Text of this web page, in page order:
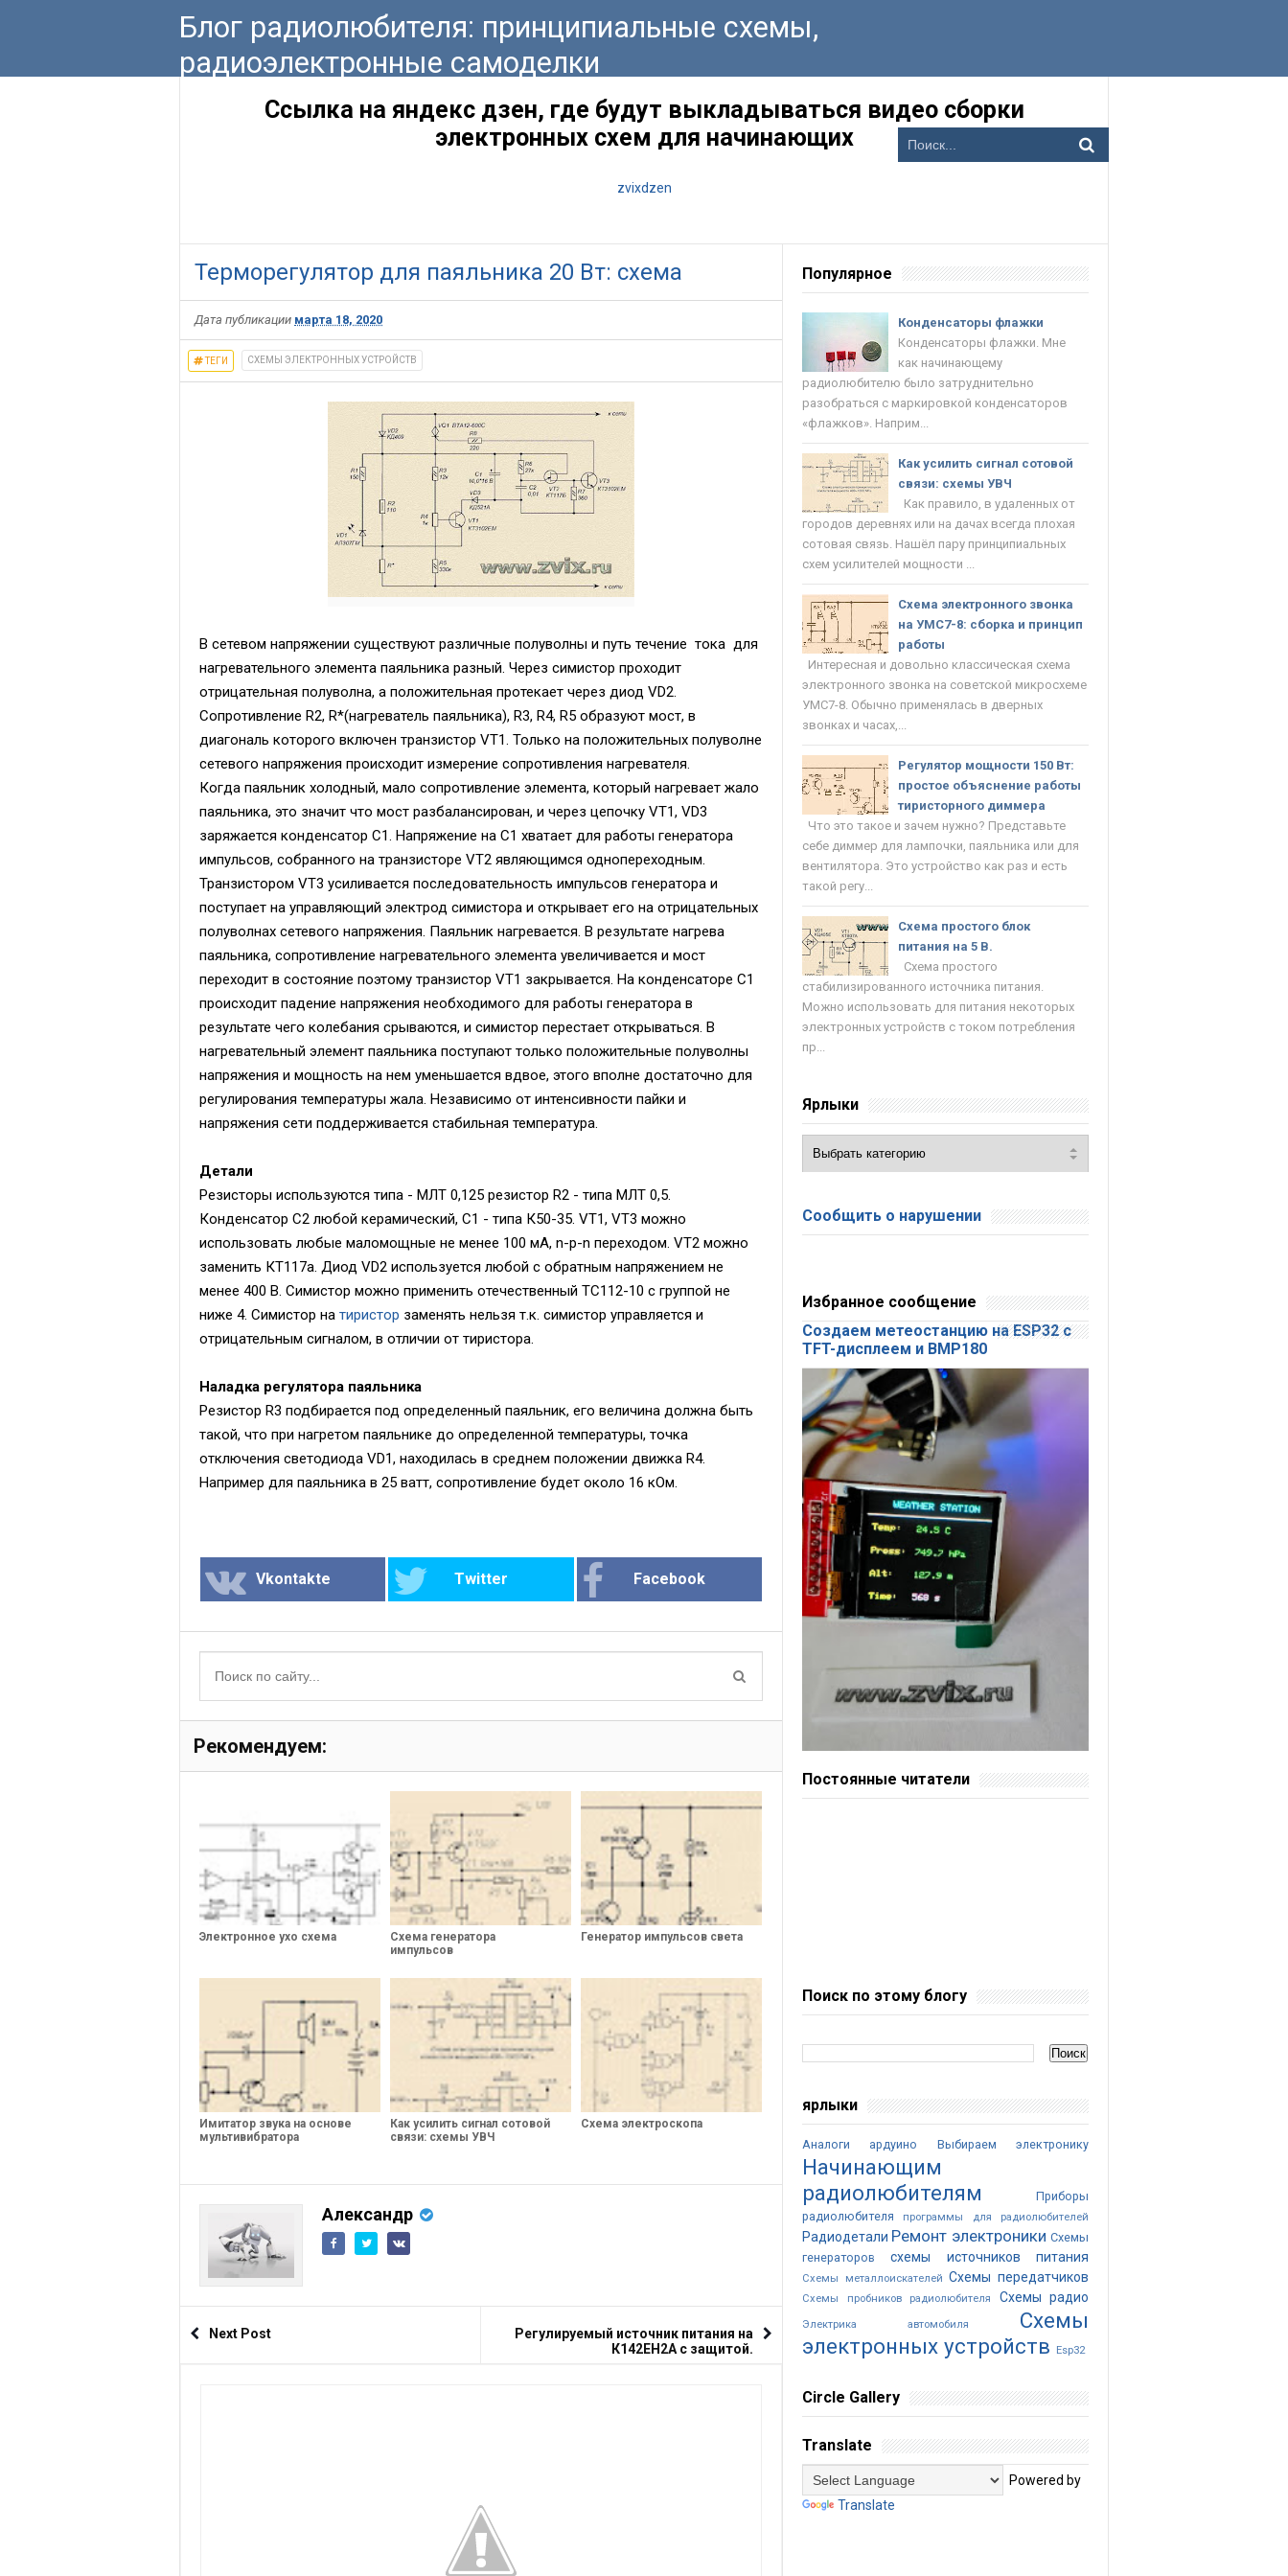
Блог радиолюбителя: принципиальные схемы,
радиоэлектронные самоделки
Ссылка на яндекс дзен, где будут выкладываться видео сборки
электронных схем для начинающих
zvixdzen
Терморегулятор для паяльника 20 Вт: схема
Дата публикации марта 18, 2020
ТЕГИ CХЕМЫ ЭЛЕКТРОННЫХ УСТРОЙСТВ
В сетевом напряжении существуют различные полуволны и путь течение тока для
нагревательного элемента паяльника разный. Через симистор проходит
отрицательная полуволна, а положительная протекает через диод VD2.
Сопротивление R2, R*(нагреватель паяльника), R3, R4, R5 образуют мост, в
диагональ которого включен транзистор VT1. Только на положительных полуволне
сетевого напряжения происходит измерение сопротивления нагревателя.
Когда паяльник холодный, мало сопротивление элемента, который нагревает жало
паяльника, это значит что мост разбалансирован, и через цепочку VT1, VD3
заряжается конденсатор C1. Напряжение на C1 хватает для работы генератора
импульсов, собранного на транзисторе VT2 являющимся однопереходным.
Транзистором VT3 усиливается последовательность импульсов генератора и
поступает на управляющий электрод симистора и открывает его на отрицательных
полуволнах сетевого напряжения. Паяльник нагревается. В результате нагрева
паяльника, сопротивление нагревательного элемента увеличивается и мост
переходит в состояние поэтому транзистор VT1 закрывается. На конденсаторе C1
происходит падение напряжения необходимого для работы генератора в
результате чего колебания срываются, и симистор перестает открываться. В
нагревательный элемент паяльника поступают только положительные полуволны
напряжения и мощность на нем уменьшается вдвое, этого вполне достаточно для
регулирования температуры жала. Независимо от интенсивности пайки и
напряжения сети поддерживается стабильная температура.
Детали
Резисторы используются типа - МЛТ 0,125 резистор R2 - типа МЛТ 0,5.
Конденсатор C2 любой керамический, C1 - типа К50-35. VT1, VT3 можно
использовать любые маломощные не менее 100 мА, n-p-n переходом. VT2 можно
заменить КТ117а. Диод VD2 используется любой с обратным напряжением не
менее 400 В. Симистор можно применить отечественный ТС112-10 с группой не
ниже 4. Симистор на тиристор заменять нельзя т.к. симистор управляется и
отрицательным сигналом, в отличии от тиристора.
Наладка регулятора паяльника
Резистор R3 подбирается под определенный паяльник, его величина должна быть
такой, что при нагретом паяльнике до определенной температуры, точка
отключения светодиода VD1, находилась в среднем положении движка R4.
Например для паяльника в 25 ватт, сопротивление будет около 16 кОм.
Vkontakte Twitter Facebook
Рекомендуем:
Электронное ухо схема
Схема генератора
импульсов
Генератор импульсов света
Имитатор звука на основе
мультивибратора
Как усилить сигнал сотовой
связи: схемы УВЧ
Схема электроскопа
Александр
Next Post
Регулируемый источник питания на
К142ЕН2А с защитой.
Популярное
Конденсаторы флажки
Конденсаторы флажки. Мне
как начинающему
радиолюбителю было затруднительно
разобраться с маркировкой конденсаторов
«флажков». Наприм...
Как усилить сигнал сотовой
связи: схемы УВЧ
Как правило, в удаленных от
городов деревнях или на дачах всегда плохая
сотовая связь. Нашёл пару принципиальных
схем усилителей мощности ...
Схема электронного звонка
на УМС7-8: сборка и принцип
работы
Интересная и довольно классическая схема
электронного звонка на советской микросхеме
УМС7-8. Обычно применялась в дверных
звонках и часах,...
Регулятор мощности 150 Вт:
простое объяснение работы
тиристорного диммера
Что это такое и зачем нужно? Представьте
себе диммер для лампочки, паяльника или для
вентилятора. Это устройство как раз и есть
такой регу...
Схема простого блок
питания на 5 В.
Схема простого
стабилизированного источника питания.
Можно использовать для питания некоторых
электронных устройств с током потребления
пр...
Ярлыки
Сообщить о нарушении
Избранное сообщение
Создаем метеостанцию на ESP32 с
TFT-дисплеем и BMP180
Постоянные читатели
Поиск по этому блогу
ярлыки
Аналоги ардуино Выбираем электронику
Начинающим
радиолюбителям
Приборы
радиолюбителя
программы для радиолюбителей
Радиодетали Ремонт электроники Схемы
генераторов
схемы источников питания
Схемы металлоискателей Схемы передатчиков
Схемы пробников радиолюбителя Схемы радио
Электрика автомобиля
Cхемы
электронных устройств
Esp32
Circle Gallery
Translate
Powered by
Translate